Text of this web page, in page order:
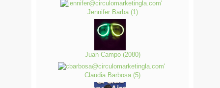
Jennifer Barba (1)
Juan Campo (2080)
Claudia Barbosa (5)